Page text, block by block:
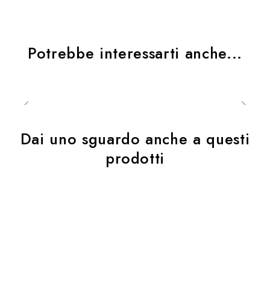
Potrebbe interessarti anche...
Dai uno sguardo anche a questi
prodotti